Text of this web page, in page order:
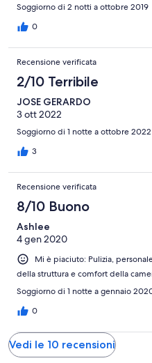
Soggiorno di 2 notti a ottobre 2019
0
Recensione verificata
2/10 Terribile
JOSE GERARDO
3 ott 2022
Soggiorno di 1 notte a ottobre 2022
3
Recensione verificata
8/10 Buono
Ashlee
4 gen 2020
Mi è piaciuto: Pulizia,
della struttura e comfort della
Soggiorno di 1 notte a gennaio
0
Vedi le 10 recensioni